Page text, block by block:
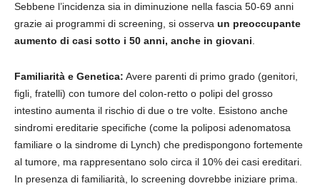
Sebbene l’incidenza sia in diminuzione nella fascia 50-69 anni
grazie ai programmi di screening, si osserva un preoccupante
aumento di casi sotto i 50 anni, anche in giovani
Familiarità e Genetica: Avere parenti di primo grado (genitori,
figli, fratelli) con tumore del colon-retto o polipi del grosso
intestino aumenta il rischio di due o tre volte. Esistono anche
sindromi ereditarie specifiche (come la poliposi adenomatosa
familiare o la sindrome di Lynch) che predispongono fortemente
al tumore, ma rappresentano solo circa il 10% dei casi ereditari.
In presenza di familiarità, lo screening dovrebbe iniziare prima.